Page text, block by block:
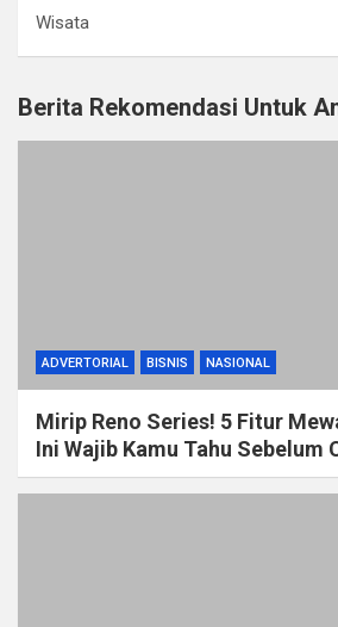
Wisata
Berita Rekomendasi Untuk
ADVERTORIAL BISNIS NASIONAL
Mirip Reno Series! 5 Fitur
Ini Wajib Kamu Tahu Sebelum